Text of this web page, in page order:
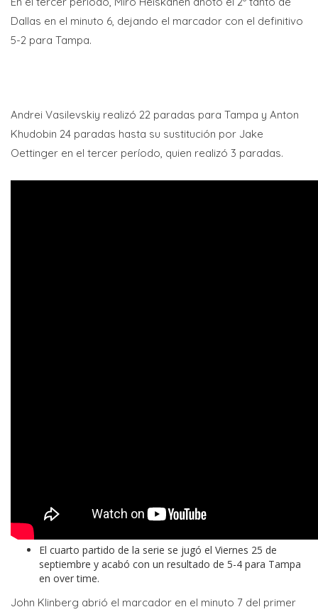
Dallas en el minuto 6, dejando el marcador con el definitivo
5-2 para Tampa.
Andrei Vasilevskiy realizó 22 paradas para Tampa y Anton
Khudobin 24 paradas hasta su sustitución por Jake
Oettinger en el tercer período, quien realizó 3 paradas.
El cuarto partido de la serie se jugó el Viernes 25 de
septiembre y acabó con un resultado de 5-4 para Tampa
en over time.
John Klinberg abrió el marcador en el minuto 7 del primer